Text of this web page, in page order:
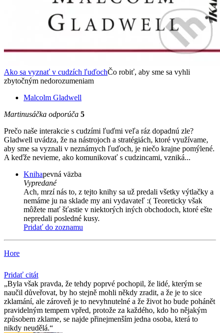
Ako sa vyznať v cudzích ľuďochČo robiť, aby sme sa vyhli
zbytočným nedorozumeniam
Malcolm Gladwell
Martinusáčka odporúča 5
Prečo naše interakcie s cudzími ľuďmi veľa ráz dopadnú zle?
Gladwell uvádza, že na nástrojoch a stratégiách, ktoré využívame,
aby sme sa vyznali v neznámych ľuďoch, je niečo krajne pomýlené.
A keďže nevieme, ako komunikovať s cudzincami, vzniká...
Knihapevná väzba
Vypredané
Ach, mrzí nás to, z tejto knihy sa už predali všetky výtlačky a
nemáme ju na sklade my ani vydavateľ :( Teoreticky však
môžete mať šťastie v niektorých iných obchodoch, ktoré ešte
nepredali posledné kusy.
Pridať do zoznamu
Hore
Pridať citát
Byla však pravda, že tehdy poprvé pochopil, že lidé, kterým se
naučil důveřovat, by ho stejně mohli někdy zradit, a že je to sice
zklamání, ale zároveň je to nevyhnutelné a že život ho bude pohánět
pravidelným tempem vpřed, protože za každého, kdo ho nějakým
způsobem zklame, se najde přinejmenším jedna osoba, která to
nikdy neudělá.